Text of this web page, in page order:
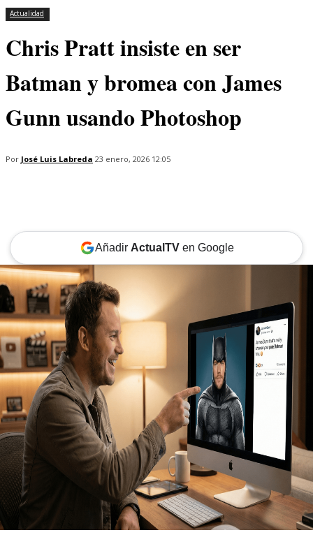
Actualidad
Chris Pratt insiste en ser
Batman y bromea con James
Gunn usando Photoshop
Por José Luis Labreda 23 enero, 2026 12:05
Añadir ActualTVen Google